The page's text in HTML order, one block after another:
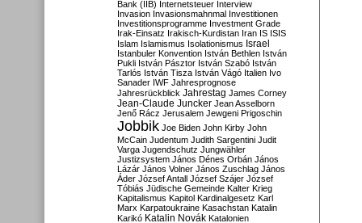
Bank (IIB) Internetsteuer Interview
Invasion Invasionsmahnmal Investitionen
Investitionsprogramme Investment Grade
Irak-Einsatz Irakisch-Kurdistan Iran IS ISIS
Islam Islamismus Isolationismus Israel
Istanbuler Konvention István Bethlen István
Pukli István Pásztor István Szabó István
Tarlós István Tisza István Vágó Italien Ivo
Sanader IWF Jahresprognose
Jahresrückblick Jahrestag James Corney
Jean-Claude Juncker Jean Asselborn
Jenő Rácz Jerusalem Jewgeni Prigoschin
Jobbik Joe Biden John Kirby John
McCain Judentum Judith Sargentini Judit
Varga Jugendschutz Jungwähler
Justizsystem János Dénes Orbán János
Lázár János Volner János Zuschlag János
Áder József Antall József Szájer József
Tóbiás Jüdische Gemeinde Kalter Krieg
Kapitalismus Kapitol Kardinalgesetz Karl
Marx Karpatoukraine Kasachstan Katalin
Karikó Katalin Novák Katalonien